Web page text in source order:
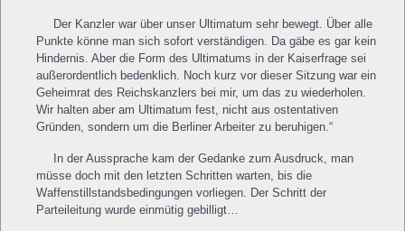
Der Kanzler war über unser Ultimatum sehr bewegt. Über alle
Punkte könne man sich sofort verständigen. Da gäbe es gar kein
Hindernis. Aber die Form des Ultimatums in der Kaiserfrage sei
außerordentlich bedenklich. Noch kurz vor dieser Sitzung war ein
Geheimrat des Reichskanzlers bei mir, um das zu wiederholen.
Wir halten aber am Ultimatum fest, nicht aus ostentativen
Gründen, sondern um die Berliner Arbeiter zu beruhigen.“
In der Aussprache kam der Gedanke zum Ausdruck, man
müsse doch mit den letzten Schritten warten, bis die
Waffenstillstandsbedingungen vorliegen. Der Schritt der
Parteileitung wurde einmütig gebilligt…